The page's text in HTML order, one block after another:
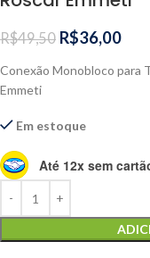
R$49,50 R$36,00
Conexão Monobloco para
Emmeti
Em estoque
Até 12x sem